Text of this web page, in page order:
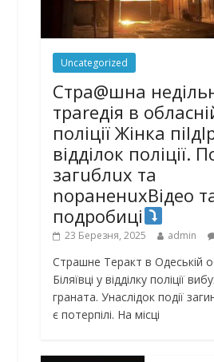
Uncategorized
Стра@шна
траrедія в
поліції Жінка
відділок поліції.
загuблuх та
nораненuхВідео
подробиці
23 Березня, 2025 admin
Страшне Теракт в Одеській
Біляївці у відділку поліції
граната. Унаслідок події
є потерпілі. На місці